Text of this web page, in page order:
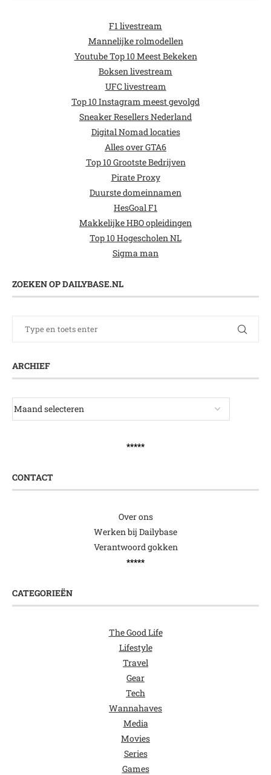
F1 livestream
Mannelijke rolmodellen
Youtube Top 10 Meest Bekeken
Boksen livestream
UFC livestream
Top 10 Instagram meest gevolgd
Sneaker Resellers Nederland
Digital Nomad locaties
Alles over GTA6
Top 10 Grootste Bedrijven
Pirate Proxy
Duurste domeinnamen
HesGoal F1
Makkelijke HBO opleidingen
Top 10 Hogescholen NL
Sigma man
ZOEKEN OP DAILYBASE.NL
ARCHIEF
*****
CONTACT
Over ons
Werken bij Dailybase
Verantwoord gokken
*****
CATEGORIEËN
The Good Life
Lifestyle
Travel
Gear
Tech
Wannahaves
Media
Movies
Series
Games